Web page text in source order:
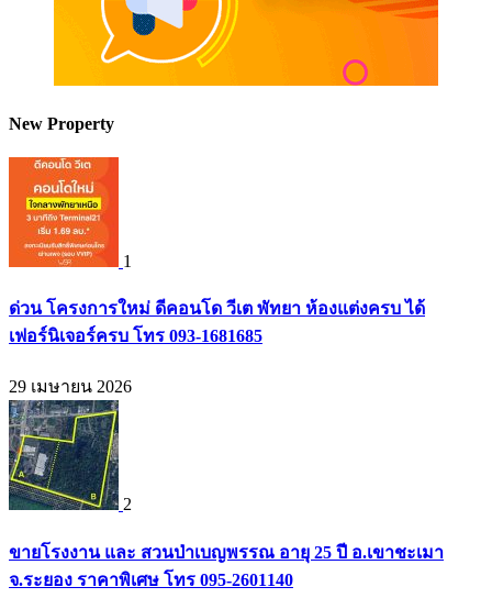
New Property
1
ด่วน โครงการใหม่ ดีคอนโด วีเต พัทยา ห้องแต่งครบ ได้
เฟอร์นิเจอร์ครบ โทร 093-1681685
29 เมษายน 2026
2
ขายโรงงาน และ สวนป่าเบญพรรณ อายุ 25 ปี อ.เขาชะเมา
จ.ระยอง ราคาพิเศษ โทร 095-2601140